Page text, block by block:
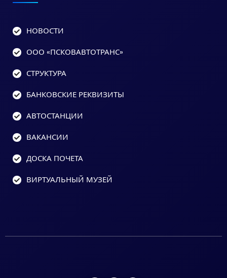
НОВОСТИ
ООО «ПСКОВАВТОТРАНС»
СТРУКТУРА
БАНКОВСКИЕ РЕКВИЗИТЫ
АВТОСТАНЦИИ
ВАКАНСИИ
ДОСКА ПОЧЕТА
ВИРТУАЛЬНЫЙ МУЗЕЙ